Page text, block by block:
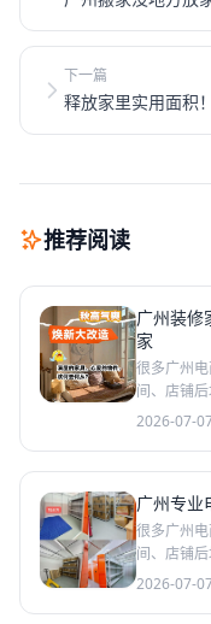
下一篇
释放家里实用面积
推荐阅读
广州装修
家
很多广州
间、店铺
样品与库
2026-07-
广州专业
很多广州
间、店铺
样品与库
2026-07-